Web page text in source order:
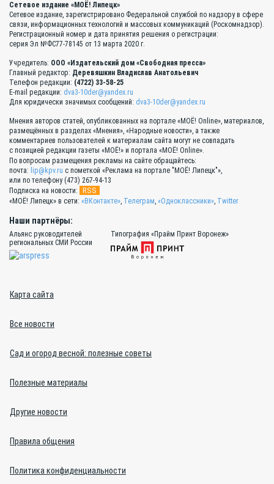
Сетевое издание «МОЁ! Липецк»
Сетевое издание, зарегистрировано Федеральной службой по надзору в сфере
связи, информационных технологий и массовых коммуникаций (Роскомнадзор).
Регистрационный номер и дата принятия решения о регистрации:
серия Эл №ФС77-78145 от 13 марта 2020 г.
Учредитель: ООО «Издательский дом «Свободная пресса»
Главный редактор: Деревяшкин Владислав Анатольевич
Телефон редакции: (4722) 33-58-25
E-mail редакции: dva3-10der@yandex.ru
Для юридически значимых сообщений: dva3-10der@yandex.ru
Мнения авторов статей, опубликованных на портале «МОЁ! Online», материалов,
размещённых в разделах «Мнения», «Народные новости», а также
комментариев пользователей к материалам сайта могут не совпадать
с позицией редакции газеты «МОЁ!» и портала «МОЁ! Online».
По вопросам размещения рекламы на сайте обращайтесь:
почта: lip@kpv.ru с пометкой «Реклама на портале "МОЁ! Липецк"»,
или по телефону (473) 267-94-13
Подписка на новости:
RSS
«МОЁ! Липецк» в сети: «ВКонтакте», Телеграм, «Одноклассники», Twitter
Наши партнёры:
Альянс руководителей
региональных СМИ России
Типография «Прайм Принт Воронеж»
Карта сайта
Все новости
Сад и огород весной: полезные советы
Полезные материалы
Другие новости
Правила общения
Политика конфиденциальности